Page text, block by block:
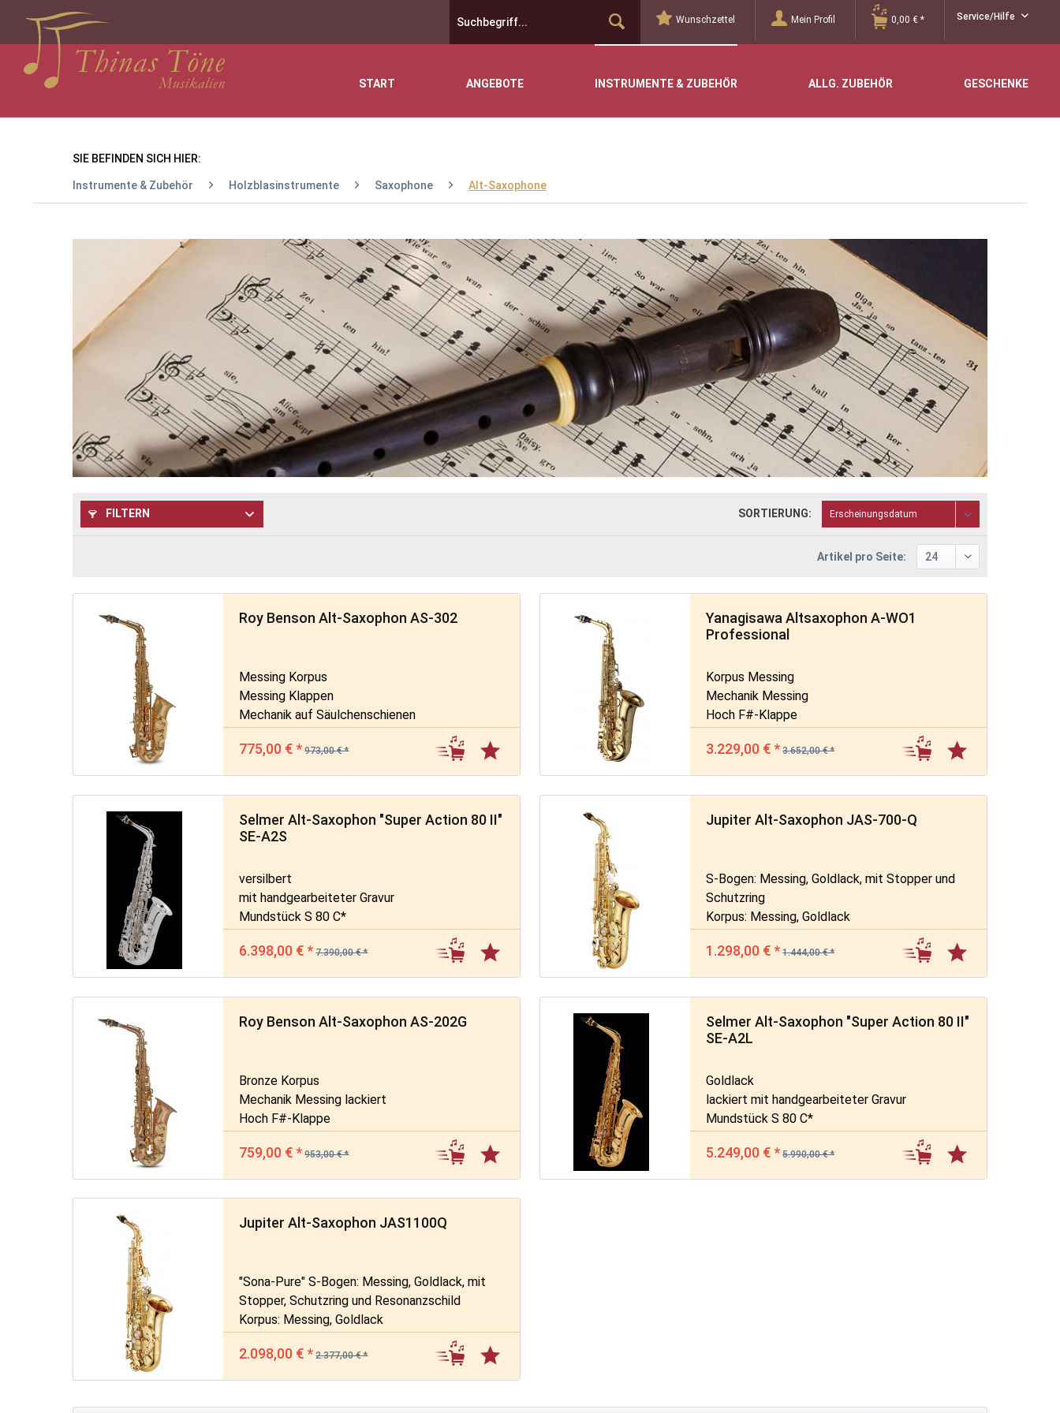
Service/Hilfe
Wunschzettel Mein Profil 0,00 € *
START ANGEBOTE INSTRUMENTE & ZUBEHÖR ALLG. ZUBEHÖR GESCHENKE
SIE BEFINDEN SICH HIER:
Instrumente & Zubehör Holzblasinstrumente Saxophone Alt-Saxophone
FILTERN SORTIERUNG:
Artikel pro Seite:
Roy Benson Alt-Saxophon AS-302
Messing Korpus
Messing Klappen
Mechanik auf Säulchenschienen
775,00 € * 973,00 € *
Yanagisawa Altsaxophon A-WO1
Professional
Korpus Messing
Mechanik Messing
Hoch F#-Klappe
3.229,00 € * 3.652,00 € *
Selmer Alt-Saxophon "Super Action 80 II"
SE-A2S
versilbert
mit handgearbeiteter Gravur
Mundstück S 80 C*
6.398,00 € * 7.390,00 € *
Jupiter Alt-Saxophon JAS-700-Q
S-Bogen: Messing, Goldlack, mit Stopper und
Schutzring
Korpus: Messing, Goldlack
1.298,00 € * 1.444,00 € *
Roy Benson Alt-Saxophon AS-202G
Bronze Korpus
Mechanik Messing lackiert
Hoch F#-Klappe
759,00 € * 953,00 € *
Selmer Alt-Saxophon "Super Action 80 II"
SE-A2L
Goldlack
lackiert mit handgearbeiteter Gravur
Mundstück S 80 C*
5.249,00 € * 5.990,00 € *
Jupiter Alt-Saxophon JAS1100Q
"Sona-Pure" S-Bogen: Messing, Goldlack, mit
Stopper, Schutzring und Resonanzschild
Korpus: Messing, Goldlack
2.098,00 € * 2.377,00 € *